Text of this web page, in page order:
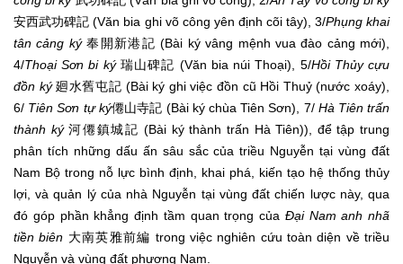
安西武功碑記 (Văn bia ghi võ công yên định cõi tây), 3/Phụng khai
tân cảng ký奉開新港記 (Bài ký vâng mệnh vua đào cảng mới),
4/Thoại Sơn bi ký 瑞山碑記 (Văn bia núi Thoại), 5/Hồi Thủy cựu
đồn ký廻水舊屯記 (Bài ký ghi việc đồn cũ Hồi Thuỷ (nước xoáy),
6/ Tiên Sơn tự ký僊山寺記 (Bài ký chùa Tiên Sơn), 7/ Hà Tiên trấn
thành ký河僊鎮城記 (Bài ký thành trấn Hà Tiên)), để tập trung
phân tích những dấu ấn sâu sắc của triều Nguyễn tại vùng đất
Nam Bộ trong nỗ lực bình định, khai phá, kiến tạo hệ thống thủy
lợi, và quản lý của nhà Nguyễn tại vùng đất chiến lược này, qua
đó góp phần khẳng định tầm quan trọng của Đại Nam anh nhã
tiền biên 大南英雅前編 trong việc nghiên cứu toàn diện về triều
Nguyễn và vùng đất phương Nam.